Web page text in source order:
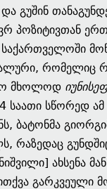
გუშინ
პოზიტივთან
საქართველოში
მხოლოდ
სწორედ ამ
ბატონმა
რაზედაც
ახსენა
გარკვეული